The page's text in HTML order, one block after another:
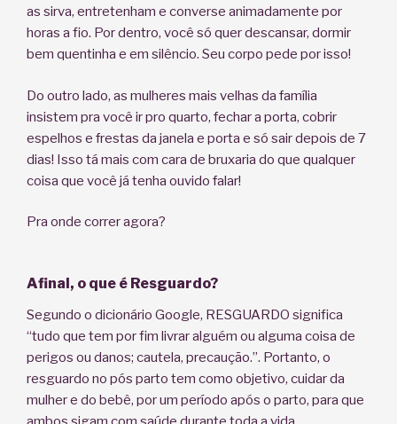
as sirva, entretenham e converse animadamente por
horas a fio. Por dentro, você só quer descansar, dormir
bem quentinha e em silêncio. Seu corpo pede por isso!
Do outro lado, as mulheres mais velhas da família
insistem pra você ir pro quarto, fechar a porta, cobrir
espelhos e frestas da janela e porta e só sair depois de 7
dias! Isso tá mais com cara de bruxaria do que qualquer
coisa que você já tenha ouvido falar!
Pra onde correr agora?
Afinal, o que é Resguardo?
Segundo o dicionário Google, RESGUARDO significa
“tudo que tem por fim livrar alguém ou alguma coisa de
perigos ou danos; cautela, precaução.”. Portanto, o
resguardo no pós parto tem como objetivo, cuidar da
mulher e do bebê, por um período após o parto, para que